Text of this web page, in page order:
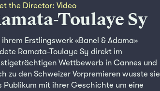
the Director: Video
Toulaye Sy
ihrem Erstlingswerk «Banel & Adama»
Ramata-Toulaye Sy direkt im
Wettbewerb in Cannes und
zu den Schweizer Vorpremieren wusste sie
Publikum mit ihrer Geschichte um eine